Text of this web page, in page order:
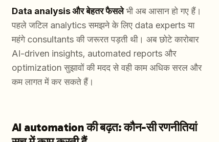
Data analysis और बेहतर फैसलेभी अब आसान हो गए हैं।
पहले जटिल analytics समझने के लिए data experts या
महंगे consultants की जरूरत पड़ती थी। अब छोटे कारोबार
AI-driven insights, automated reports और
optimization सुझावों की मदद से वही काम अधिक सरल और
कम लागत में कर सकते हैं।
AI automation की बढ़त: कौन-सी रणनीतियां